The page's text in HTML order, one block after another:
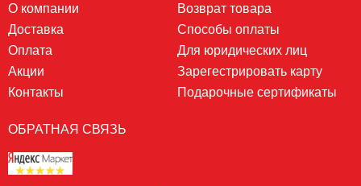
О компании
Доставка
Оплата
Акции
Контакты
Возврат товара
Способы оплаты
Для юридических лиц
Зарегестрировать карту
Подарочные сертификаты
ОБРАТНАЯ СВЯЗЬ